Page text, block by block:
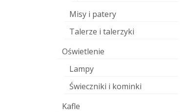
Dziś o tym jak zrobić plastyczną
masę papierową. Czyli
sprawdzony sposób na
obniżenie wagi pracy...
Misy i patery
Talerze i talerzyki
Oświetlenie
Lampy
Świeczniki i kominki
Kafle